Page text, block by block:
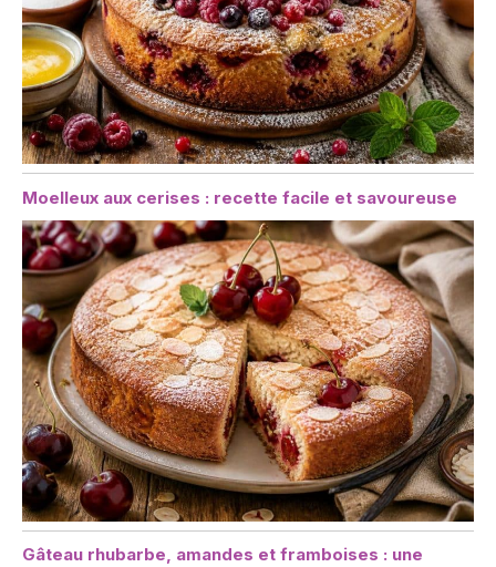
Moelleux aux cerises : recette facile et savoureuse
Gâteau rhubarbe, amandes et framboises : une